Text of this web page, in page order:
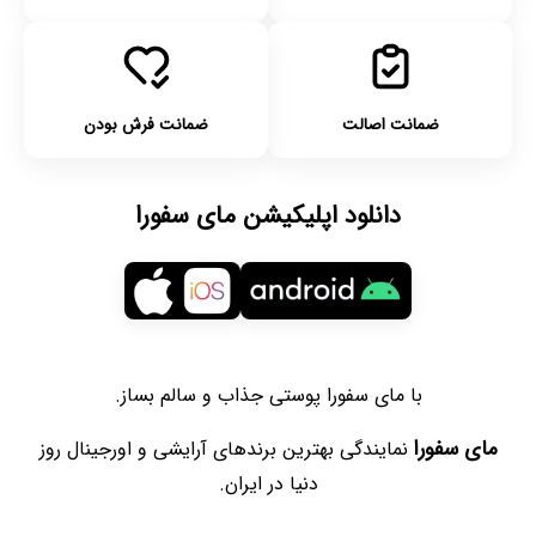
کمک به بازسازی سلول های پوست هست. مواد فعالی
مثل رتینول باعث میشن سلول های جدید زود تر جایگزین
سلول های قدیمی بشن.
مواد ضد پیری مثل رتینول و آنتی اکسیدان ها باشه، می
ترمیم آسیب های روزانه: پوست تو در طول روز تحت تاثیر
عوامل مختلفی آسیب می بینه. کرم شب می تونه این
حفظ رطوبت پوست: یکی از بزرگ ترین مشکلات پوست
در شب، از دست دادن رطوبت هست. کرم های شب به
قفل کردن رطوبت توی پوست کمک کرده و از خشکی هم
ضمانت اصالت ضمانت فرش بودن
دانلود اپلیکیشن مای سفورا
با مای سفورا پوستی جذاب و سالم بساز.
مای سفورا نمایندگی بهترین برندهای آرایشی و اورجینال روز
دنیا در ایران.